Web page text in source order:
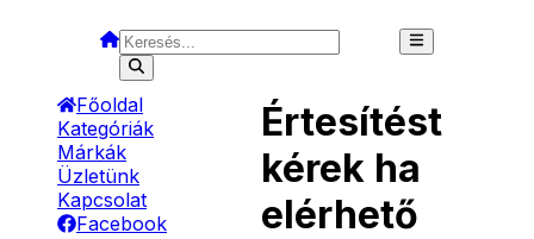
Főoldal
Kategóriák
Márkák
Üzletünk
Kapcsolat
Facebook
Értesítést
kérek ha
elérhető